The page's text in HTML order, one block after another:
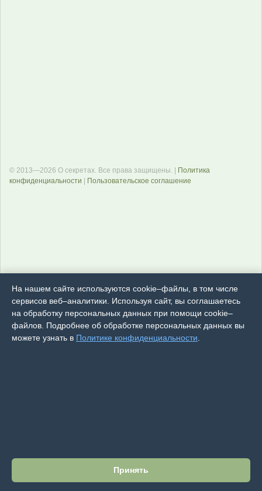
© 2013—2026 О секретах. Все права защищены. |
Политика
конфиденциальности
Пользовательское соглашение
На нашем сайте используются cookie–файлы, в том числе
сервисов веб–аналитики. Используя сайт, вы соглашаетесь
на обработку персональных данных при помощи cookie–
файлов. Подробнее об обработке персональных данных вы
можете узнать в Политике конфиденциальности
Принять